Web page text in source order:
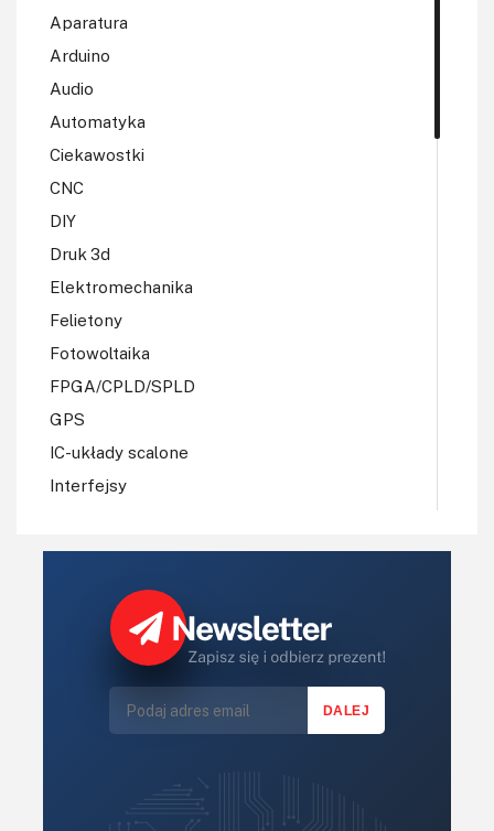
Aparatura
Arduino
Audio
Automatyka
Ciekawostki
CNC
DIY
Druk 3d
Elektromechanika
Felietony
Fotowoltaika
FPGA/CPLD/SPLD
GPS
IC-układy scalone
Interfejsy
Koła Naukowe
LED/LCD/OLED
Mechatronika